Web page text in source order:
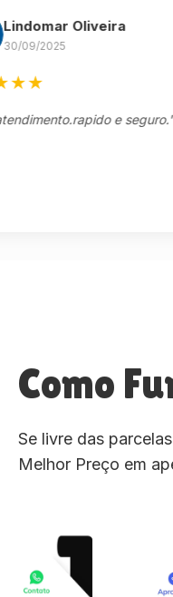
Oliveira
2025
e seguro."
Como
Se livre das
Melhor Preço em